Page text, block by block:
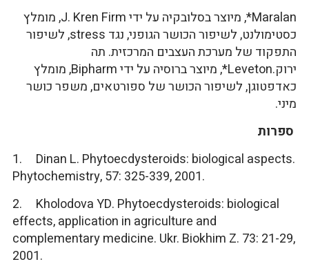
Maralan*, מיוצר בסלובקיה על ידי J. Kren Firm, מומלץ
כסטימולנט, לשיפור הכושר הגופני, נגד stress, לשיפור
התפקוד של מערכת העצבים המרכזית. תה
ירוק.Leveton*, מיוצר ברוסיה על ידי Bipharm, מומלץ
כאדפטוגן, לשיפור הכושר של ספורטאים, משפר כושר
מיני.
ספרות
1. Dinan L. Phytoecdysteroids: biological aspects.
Phytochemistry, 57: 325-339, 2001.
2. Kholodova YD. Phytoecdysteroids: biological
effects, application in agriculture and
complementary medicine. Ukr. Biokhim Z. 73: 21-29,
2001.